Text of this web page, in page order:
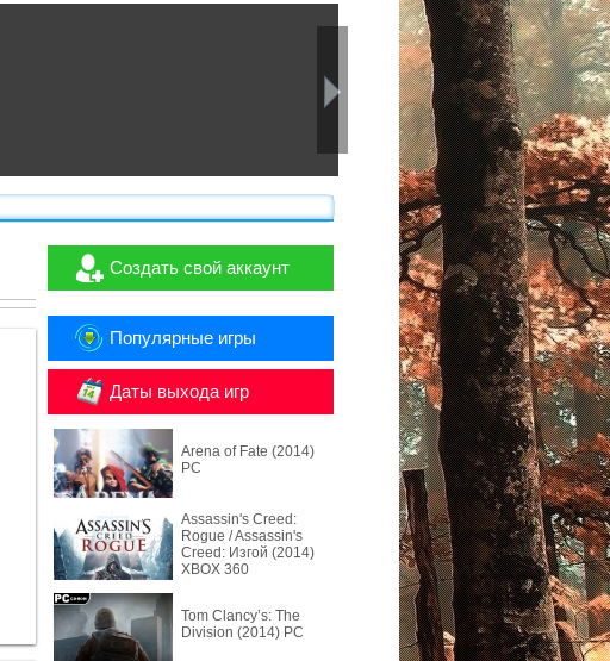
Создать свой аккаунт
Популярные игры
Даты выхода игр
Arena of Fate (2014)
PC
Assassin's Creed:
Rogue / Assassin's
Creed: Изгой (2014)
XBOX 360
Tom Clancy’s: The
Division (2014) PC